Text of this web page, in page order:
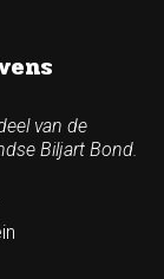
van de
Biljart Bond.